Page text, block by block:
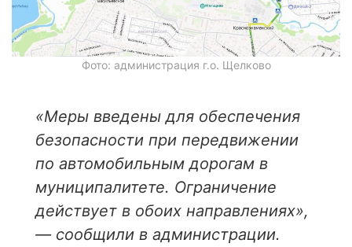
Фото: администрация г.о. Щелково
«Меры введены для обеспечения
безопасности при передвижении
по автомобильным дорогам в
муниципалитете. Ограничение
действует в обоих направлениях»,
— сообщили в администрации.